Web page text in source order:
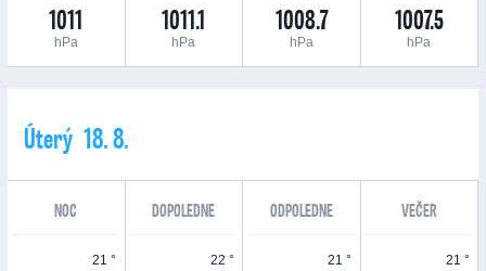
1011
hPa
1011.1
hPa
1008.7
hPa
1007.5
hPa
Úterý 18. 8.
NOC DOPOLEDNE ODPOLEDNE VEČER
21 ° 22 ° 21 ° 21 °